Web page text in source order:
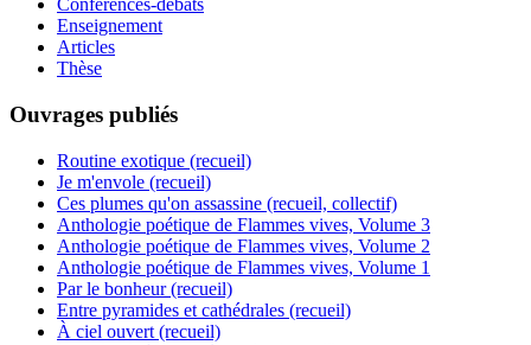
Conférences-débats
Enseignement
Articles
Thèse
Ouvrages publiés
Routine exotique (recueil)
Je m'envole (recueil)
Ces plumes qu'on assassine (recueil, collectif)
Anthologie poétique de Flammes vives, Volume 3
Anthologie poétique de Flammes vives, Volume 2
Anthologie poétique de Flammes vives, Volume 1
Par le bonheur (recueil)
Entre pyramides et cathédrales (recueil)
À ciel ouvert (recueil)